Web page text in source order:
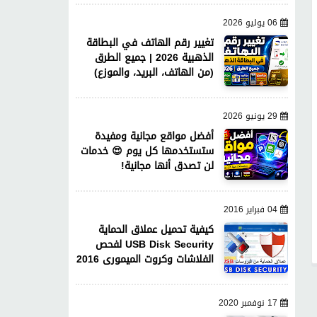
06 يوليو 2026
تغيير رقم الهاتف في البطاقة
الذهبية 2026 | جميع الطرق
(من الهاتف، البريد، والموزع)
29 يونيو 2026
أفضل مواقع مجانية ومفيدة
ستستخدمها كل يوم 😍 خدمات
لن تصدق أنها مجانية!
04 فبراير 2016
كيفية تحميل عملاق الحماية
USB Disk Security لفحص
الفلاشات وكروت الميمورى 2016
17 نوفمبر 2020